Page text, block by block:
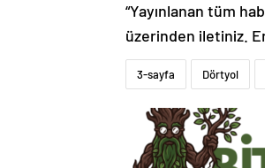
“Yayınlanan tüm
üzerinden iletiniz.
3-sayfa Dörtyol